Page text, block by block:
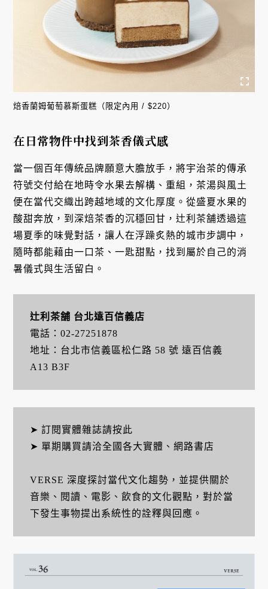
焙香蘭姆葡萄慕斯蛋糕（限定內用 / $220）
在日常物件中找到茶香儀式感
當一個百年傳統品牌願意大膽放手，將宇治茶的傳承
符號交付給在地時令水果去解構、重組，茶湯與風土
便在當代交織出跨越地域的文化厚度。從盛夏水果的
酸甜奔放，到深焙茶香的沉穩回甘，辻利茶舗透過這
場夏季的味覺對話，讓人在浮躁炙熱的城市步調中，
隨時都能藉由一口茶、一匙甜點，找到屬於自己的消
暑儀式與生活留白。
辻利茶舗 台北遠百信義店
電話：02-27251878
地址：台北市信義區松仁路 58 號 遠百信義
A13 B3F
➤ 訂閱實體雜誌請按此
➤ 單期購買請洽全國各大實體、網路書店
VERSE 深度探討當代文化趨勢，並提供關於
音樂、閱讀、電影、飲食的文化觀點，對於當
下發生事物提出系統性的詮釋與回應。